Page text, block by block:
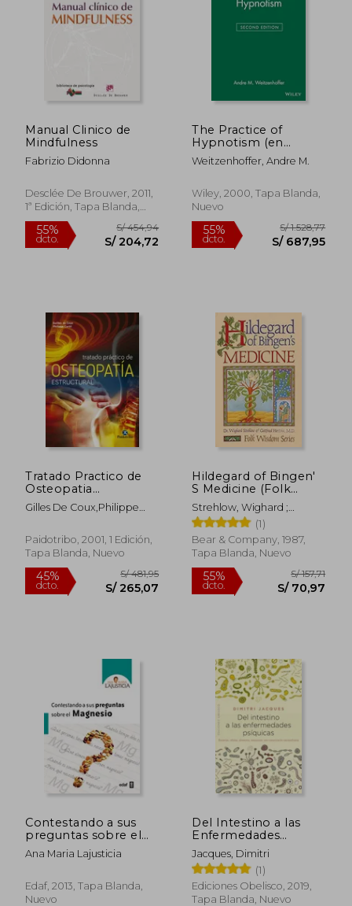
dcto. S/ 109,21 dcto. S/
Manual Clinico de
Mindfulness
Fabrizio Didonna
Desclée De Brouwer, 2011,
1ª Edición, Tapa Blanda,
Nuevo
55%
dcto. S/ 204,72
The Practice of
Hypnotism (en
Inglés)
Weitzenhoffer, Andre M.
Wiley, 2000, Tapa Blanda,
Nuevo
55%
dcto. S/
Tratado Practico de
Osteopatia
Estructural
Gilles De Coux,Philippe
Paidotribo, 2001, 1 Edición,
Tapa Blanda, Nuevo
Hildegard of Bingen'
S Medicine (Folk
Wisdom Series) (en
Inglés)
Strehlow, Wighard ;
Hertzka, Gottfried
(1)
Bear & Company, 1987,
Tapa Blanda, Nuevo
Contestando a sus
preguntas sobre el
magnesio
Ana Maria Lajusticia
Edaf, 2013, Tapa Blanda,
Nuevo
Del Intestino a las
Enfermedades
Psiquicas
Jacques, Dimitri
(1)
Ediciones Obelisco, 2019,
Tapa Blanda, Nuevo